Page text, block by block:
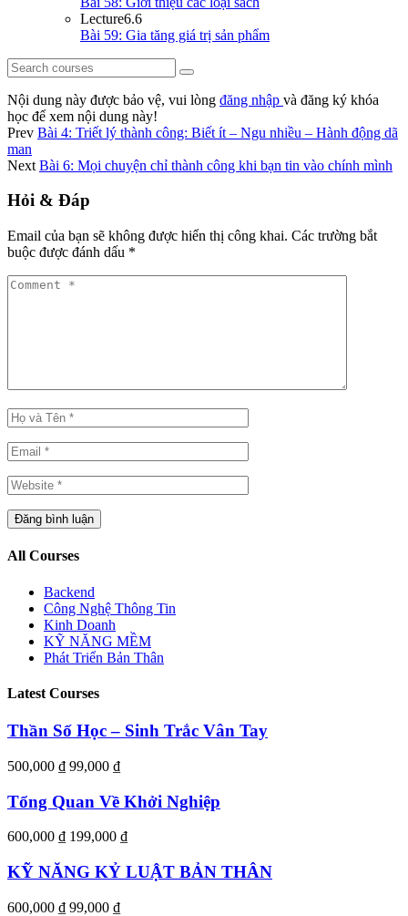
Lecture6.6
Bài 59: Gia tăng giá trị sản phẩm
Nội dung này được bảo vệ, vui lòng đăng nhập và đăng ký khóa
học để xem nội dung này!
Prev Bài 4: Triết lý thành công: Biết ít – Ngu nhiều – Hành động dã
man
Next Bài 6: Mọi chuyện chỉ thành công khi bạn tin vào chính mình
Hỏi & Đáp
Email của bạn sẽ không được hiển thị công khai. Các trường bắt
buộc được đánh dấu *
All Courses
Backend
Công Nghệ Thông Tin
Kinh Doanh
KỸ NĂNG MỀM
Phát Triển Bản Thân
Latest Courses
Thần Số Học – Sinh Trắc Vân Tay
500,000 ₫ 99,000 ₫
Tổng Quan Về Khởi Nghiệp
600,000 ₫ 199,000 ₫
KỸ NĂNG KỶ LUẬT BẢN THÂN
600,000 ₫ 99,000 ₫